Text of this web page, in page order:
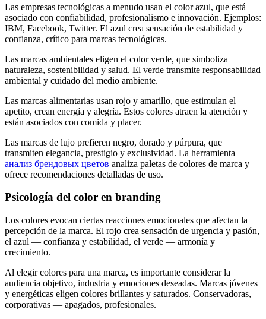
Las empresas tecnológicas a menudo usan el color azul, que está
asociado con confiabilidad, profesionalismo e innovación. Ejemplos:
IBM, Facebook, Twitter. El azul crea sensación de estabilidad y
confianza, crítico para marcas tecnológicas.
Las marcas ambientales eligen el color verde, que simboliza
naturaleza, sostenibilidad y salud. El verde transmite responsabilidad
ambiental y cuidado del medio ambiente.
Las marcas alimentarias usan rojo y amarillo, que estimulan el
apetito, crean energía y alegría. Estos colores atraen la atención y
están asociados con comida y placer.
Las marcas de lujo prefieren negro, dorado y púrpura, que
transmiten elegancia, prestigio y exclusividad. La herramienta
анализ брендовых цветов analiza paletas de colores de marca y
ofrece recomendaciones detalladas de uso.
Psicología del color en branding
Los colores evocan ciertas reacciones emocionales que afectan la
percepción de la marca. El rojo crea sensación de urgencia y pasión,
el azul — confianza y estabilidad, el verde — armonía y
crecimiento.
Al elegir colores para una marca, es importante considerar la
audiencia objetivo, industria y emociones deseadas. Marcas jóvenes
y energéticas eligen colores brillantes y saturados. Conservadoras,
corporativas — apagados, profesionales.